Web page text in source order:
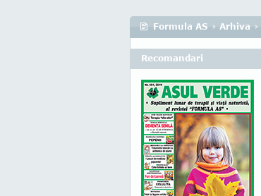
Formula AS › Arhiva ›
Recomandari